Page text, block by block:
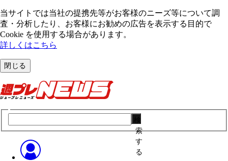
当サイトでは当社の提携先等がお客様のニーズ等について調
査・分析したり、お客様にお勧めの広告を表⽰する⽬的で
Cookie を使⽤する場合があります。
詳しくはこちら
閉じる
索
す
る